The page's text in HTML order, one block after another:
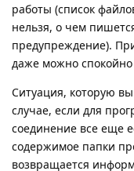
работы (список
нельзя, о чем
предупреждение).
даже можно
Ситуация, которую
случае, если для
соединение все еще
содержимое папки
возвращается